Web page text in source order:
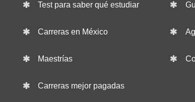
Test para saber qué estudiar
Carreras en México
Maestrías
Carreras mejor pagadas